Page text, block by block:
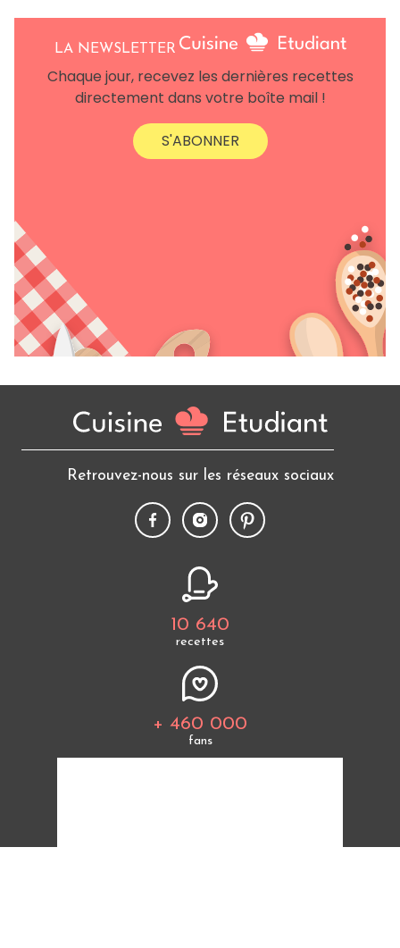
LA NEWSLETTER
Chaque jour, recevez les dernières recettes
directement dans votre boîte mail !
S'ABONNER
Retrouvez-nous sur les réseaux sociaux
10 640
recettes
+ 460 000
fans